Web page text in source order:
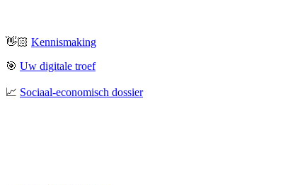
👋🏻 Kennismaking
🎯 Uw digitale troef
📈 Sociaal-economisch dossier